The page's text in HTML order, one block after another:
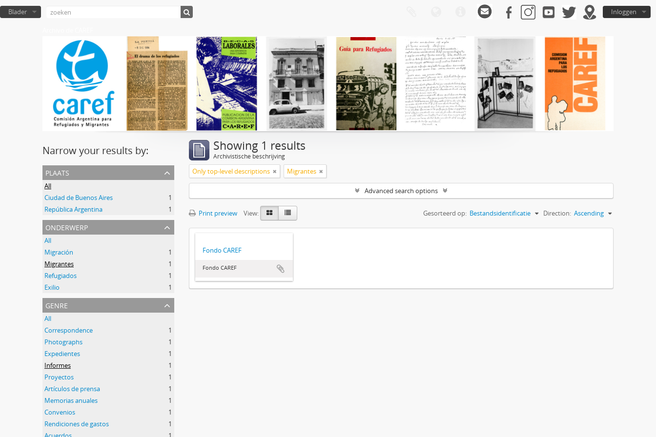
Inloggen
Blader
Narrow your results by:
plaats
All
Ciudad de Buenos Aires
1
República Argentina
1
onderwerp
All
Migración
1
Migrantes
1
Refugiados
1
Exilio
1
genre
All
Correspondence
1
Photographs
1
Expedientes
1
Informes
1
Proyectos
1
Artículos de prensa
1
Memorias anuales
1
Convenios
1
Rendiciones de gastos
1
Showing 1 results
Archivistische beschrijving
Only top-level descriptions Migrantes
Advanced search options
Print preview View: Gesorteerd op: Bestandsidentificatie Direction: Ascending
Fondo CAREF
Fondo CAREF